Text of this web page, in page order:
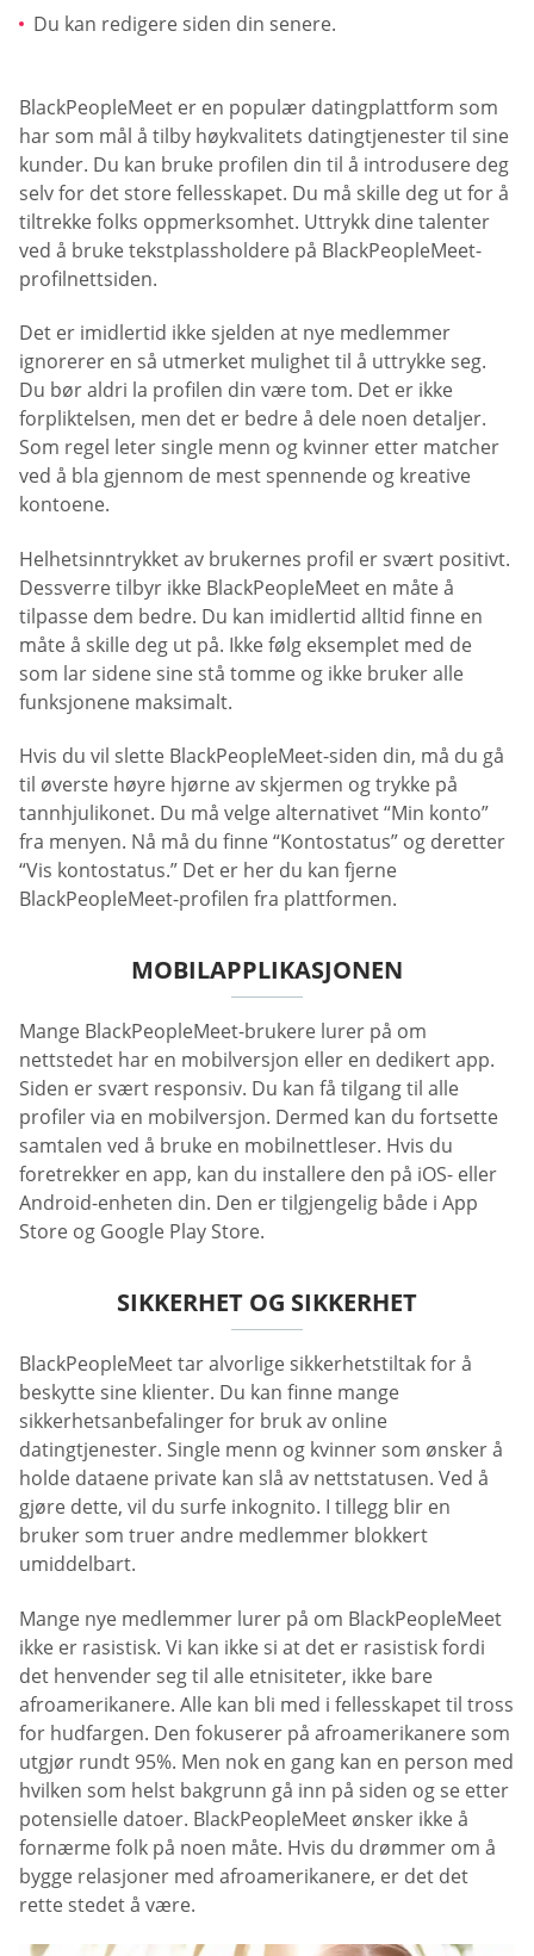
Du kan redigere siden din senere.
BlackPeopleMeet er en populær datingplattform som
har som mål å tilby høykvalitets datingtjenester til sine
kunder. Du kan bruke profilen din til å introdusere deg
selv for det store fellesskapet. Du må skille deg ut for å
tiltrekke folks oppmerksomhet. Uttrykk dine talenter
ved å bruke tekstplassholdere på BlackPeopleMeet-
profilnettsiden.
Det er imidlertid ikke sjelden at nye medlemmer
ignorerer en så utmerket mulighet til å uttrykke seg.
Du bør aldri la profilen din være tom. Det er ikke
forpliktelsen, men det er bedre å dele noen detaljer.
Som regel leter single menn og kvinner etter matcher
ved å bla gjennom de mest spennende og kreative
kontoene.
Helhetsinntrykket av brukernes profil er svært positivt.
Dessverre tilbyr ikke BlackPeopleMeet en måte å
tilpasse dem bedre. Du kan imidlertid alltid finne en
måte å skille deg ut på. Ikke følg eksemplet med de
som lar sidene sine stå tomme og ikke bruker alle
funksjonene maksimalt.
Hvis du vil slette BlackPeopleMeet-siden din, må du gå
til øverste høyre hjørne av skjermen og trykke på
tannhjulikonet. Du må velge alternativet “Min konto”
fra menyen. Nå må du finne “Kontostatus” og deretter
“Vis kontostatus.” Det er her du kan fjerne
BlackPeopleMeet-profilen fra plattformen.
MOBILAPPLIKASJONEN
Mange BlackPeopleMeet-brukere lurer på om
nettstedet har en mobilversjon eller en dedikert app.
Siden er svært responsiv. Du kan få tilgang til alle
profiler via en mobilversjon. Dermed kan du fortsette
samtalen ved å bruke en mobilnettleser. Hvis du
foretrekker en app, kan du installere den på iOS- eller
Android-enheten din. Den er tilgjengelig både i App
Store og Google Play Store.
SIKKERHET OG SIKKERHET
BlackPeopleMeet tar alvorlige sikkerhetstiltak for å
beskytte sine klienter. Du kan finne mange
sikkerhetsanbefalinger for bruk av online
datingtjenester. Single menn og kvinner som ønsker å
holde dataene private kan slå av nettstatusen. Ved å
gjøre dette, vil du surfe inkognito. I tillegg blir en
bruker som truer andre medlemmer blokkert
umiddelbart.
Mange nye medlemmer lurer på om BlackPeopleMeet
ikke er rasistisk. Vi kan ikke si at det er rasistisk fordi
det henvender seg til alle etnisiteter, ikke bare
afroamerikanere. Alle kan bli med i fellesskapet til tross
for hudfargen. Den fokuserer på afroamerikanere som
utgjør rundt 95%. Men nok en gang kan en person med
hvilken som helst bakgrunn gå inn på siden og se etter
potensielle datoer. BlackPeopleMeet ønsker ikke å
fornærme folk på noen måte. Hvis du drømmer om å
bygge relasjoner med afroamerikanere, er det det
rette stedet å være.